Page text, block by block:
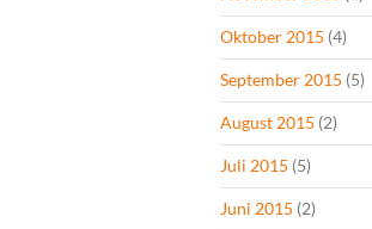
Oktober 2015 (4)
September 2015 (5)
August 2015 (2)
Juli 2015 (5)
Juni 2015 (2)